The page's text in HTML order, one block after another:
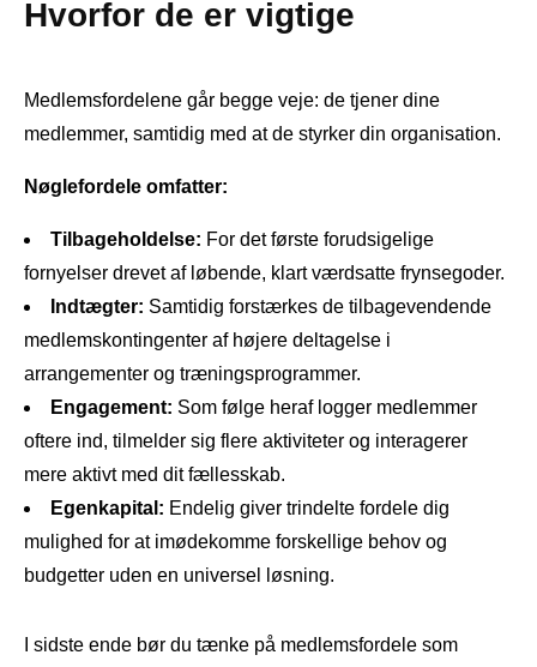
Hvorfor de er vigtige
Medlemsfordelene går begge veje: de tjener dine
medlemmer, samtidig med at de styrker din organisation.
Nøglefordele omfatter:
Tilbageholdelse: For det første forudsigelige
fornyelser drevet af løbende, klart værdsatte frynsegoder.
Indtægter: Samtidig forstærkes de tilbagevendende
medlemskontingenter af højere deltagelse i
arrangementer og træningsprogrammer.
Engagement: Som følge heraf logger medlemmer
oftere ind, tilmelder sig flere aktiviteter og interagerer
mere aktivt med dit fællesskab.
Egenkapital: Endelig giver trindelte fordele dig
mulighed for at imødekomme forskellige behov og
budgetter uden en universel løsning.
I sidste ende bør du tænke på medlemsfordele som